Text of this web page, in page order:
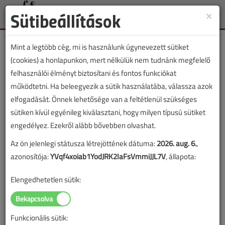
Toggle
Rovat: hírek
„hírek” rovatba sorolt tartalmak
1 2 3 4
Testo, REHAU, Cool, Polar, Daikin, kata,
Helios, Viega, MMK
2020. július-augusztusi lapszám
×
Sütibeállítások
Mint a legtöbb cég, mi is használunk úgynevezett sütiket
(cookies) a honlapunkon, mert nélkülük nem tudnánk megfelelő
felhasználói élményt biztosítani és fontos funkciókat
működtetni. Ha beleegyezik a sütik használatába, válassza azok
elfogadását. Önnek lehetősége van a feltétlenül szükséges
sütiken kívül egyénileg kiválasztani, hogy milyen típusú sütiket
engedélyez. Ezekről alább bővebben olvashat.
Az ön jelenlegi státusza létrejöttének dátuma:2026. aug. 6.,
azonosítója:YVqf4xoiab1YodJRK2IaFsVmmiJJL7V, állapota:
Elengedhetetlen sütik:
Funkcionális sütik: